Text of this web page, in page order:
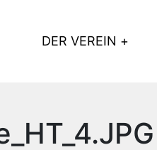
DER VEREIN